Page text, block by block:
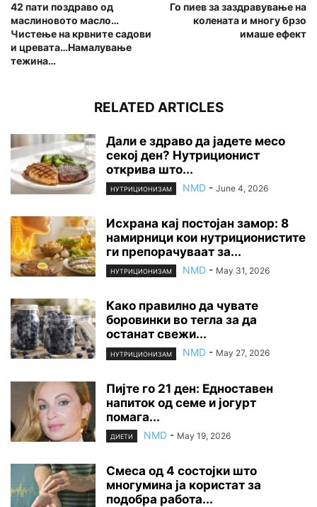
42 пати поздраво од
маслиновото масло…
Чистење на крвните садови
и цревата…Намалување
тежина…
Го пиев за заздравување на
колената и многу брзо
имаше ефект
RELATED ARTICLES
Дали е здраво да јадете месо
секој ден? Нутриционист
открива што...
НУТРИЦИОНИЗАМ NMD - June 4, 2026
Исхрана кај постојан замор: 8
намирници кои нутриционистите
ги препорачуваат за...
НУТРИЦИОНИЗАМ NMD - May 31, 2026
Како правилно да чувате
боровинки во тегла за да
останат свежи...
НУТРИЦИОНИЗАМ NMD - May 27, 2026
Пијте го 21 ден: Едноставен
напиток од семе и јогурт
помага...
ДИЕТИ NMD - May 19, 2026
Смеса од 4 состојки што
многумина ја користат за
подобра работа...